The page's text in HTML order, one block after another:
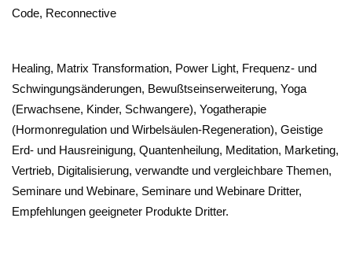
Code, Reconnective
Healing, Matrix Transformation, Power Light, Frequenz- und
Schwingungsänderungen, Bewußtseinserweiterung, Yoga
(Erwachsene, Kinder, Schwangere), Yogatherapie
(Hormonregulation und Wirbelsäulen-Regeneration), Geistige
Erd- und Hausreinigung, Quantenheilung, Meditation, Marketing,
Vertrieb, Digitalisierung, verwandte und vergleichbare Themen,
Seminare und Webinare, Seminare und Webinare Dritter,
Empfehlungen geeigneter Produkte Dritter.